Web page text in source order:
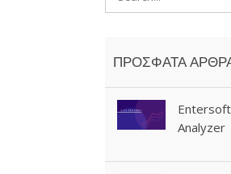
ΠΡΟΣΦΑΤΑ
Entersoft
Analyzer